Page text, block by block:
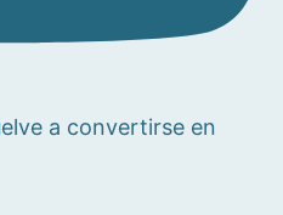
a convertirse en